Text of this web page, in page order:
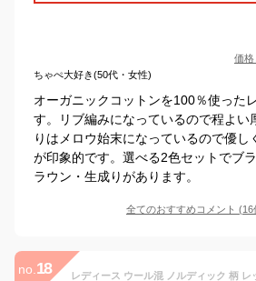
価格
ちゃぺ大好き(50代・女性)
オーガニックコットンを100％使った
す。リブ編みになっているので程よい
りはメロウ始末になっているので優し
が印象的です。選べる2色セットでブ
ラウン・生成りがあります。
全てのおすすめコメント (16
no. 18